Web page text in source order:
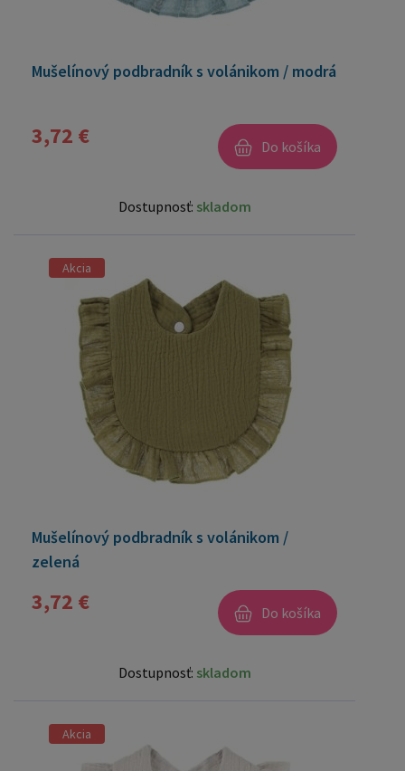
Mušelínový podbradník s volánikom / modrá
3,72 € Do košíka
Dostupnosť: skladom
Akcia
Mušelínový podbradník s volánikom /
zelená
3,72 € Do košíka
Dostupnosť: skladom
Akcia